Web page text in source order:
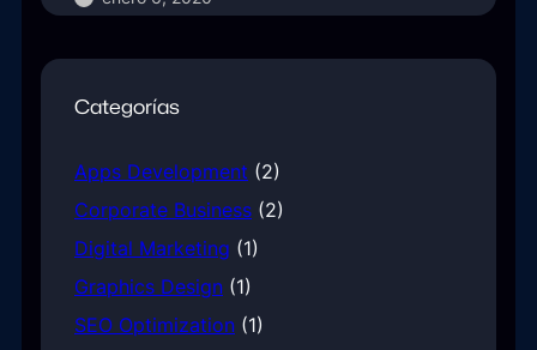
Categorías
Apps Development (2)
Corporate Business (2)
Digital Marketing (1)
Graphics Design (1)
SEO Optimization (1)